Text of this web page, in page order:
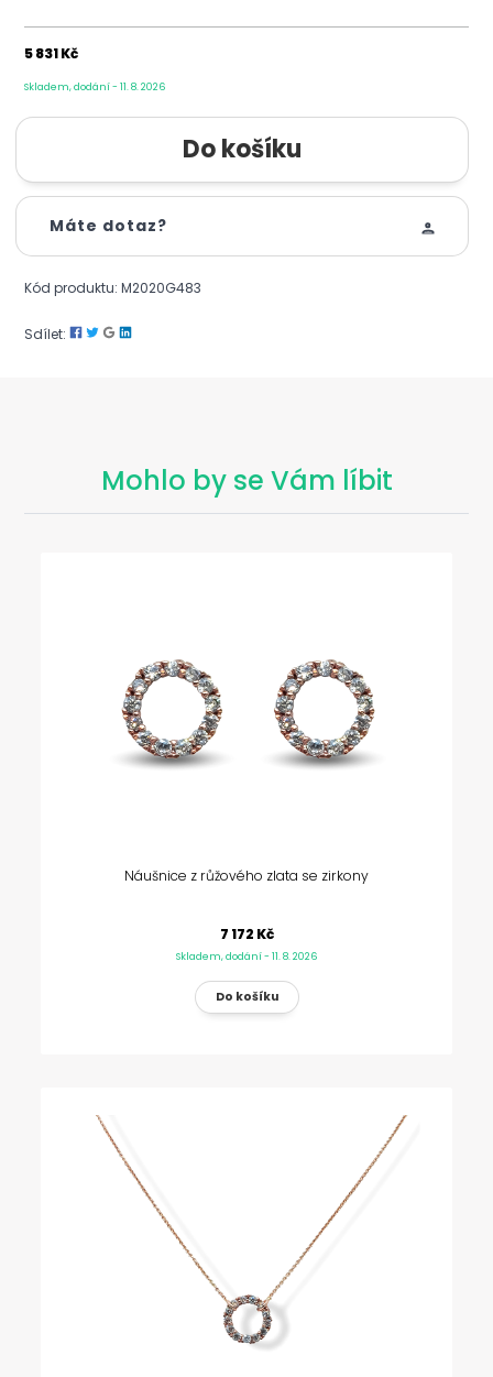
5 831 Kč
Skladem, dodání - 11. 8. 2026
Máte dotaz?
Kód produktu: M2020G483
Sdílet:
Mohlo by se Vám líbit
Náušnice z růžového zlata se zirkony
7 172 Kč
Skladem, dodání - 11. 8. 2026